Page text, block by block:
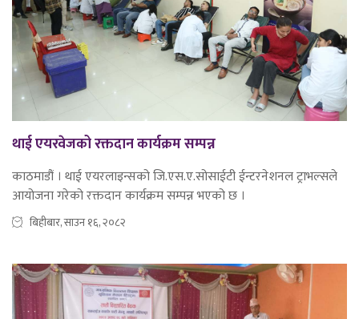
थाई एयरवेजको रक्तदान कार्यक्रम सम्पन्न
काठमाडौं । थाई एयरलाइन्सको जि.एस.ए.सोसाईटी ईन्टरनेशनल ट्राभल्सले
आयोजना गरेको रक्तदान कार्यक्रम सम्पन्न भएको छ ।
बिहीबार, साउन १६, २०८२